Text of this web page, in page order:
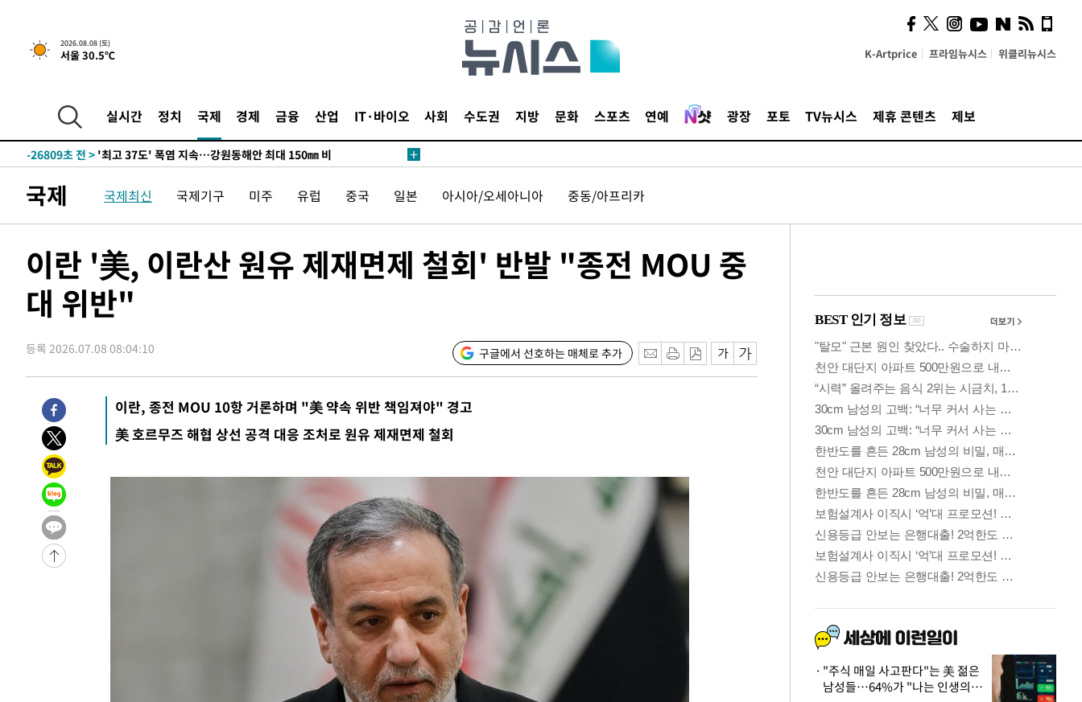
2026.08.08 (토)
서울 30.5℃ K-Artprice 프라임뉴시스 위클리뉴시스
실시간 정치 국제 경제 금융 산업 IT·바이오 사회 수도권 지방 문화 스포츠 연예 광장 포토 TV뉴시스 제휴 콘텐츠 제보
-19935초 전 >
[속보]뉴욕증시 상승 마감…S&P 0.6% 나스닥 1.3%↑
-26809초 전 >
-19935초 전 > [속보]뉴욕증시 상승 마감…S&P 0.6% 나스닥 1.3%↑
-19935초 전 >
[속보]뉴욕증시 상승 마감…S&P 0.6% 나스닥 1.3%↑
국제 국제최신 국제기구 미주 유럽 중국 일본 아시아/오세아니아 중동/아프리카
이란 '美, 이란산 원유 제재면제 철회' 반발 "종전 MOU 중
대 위반"
등록 2026.07.08 08:04:10 구글에서 선호하는 매체로 추가
이란, 종전 MOU 10항 거론하며 "美 약속 위반 책임져야" 경고
美 호르무즈 해협 상선 공격 대응 조처로 원유 제재면제 철회
시, 스마트폰 액세서리에
NFC 더했다
"주식 매일 사고판다"는 美 젊은
남성들…64%가 "나는 인생의